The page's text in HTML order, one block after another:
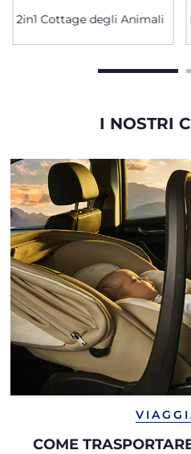
2in1 Cottage degli Animali
I NOSTRI
COME